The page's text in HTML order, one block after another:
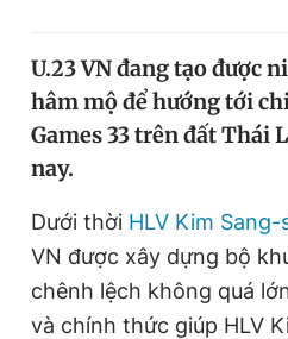
Chào ngày mới
Tin thị trường
Video
Sản phẩm khác
Đăng xuất
U.23 VN đang tạo được
hâm mộ để hướng tới
Games 33 trên đất Thái
nay.
Dưới thời HLV Kim Sang-
VN được xây dựng bộ
chênh lệch không quá
và chính thức giúp HLV